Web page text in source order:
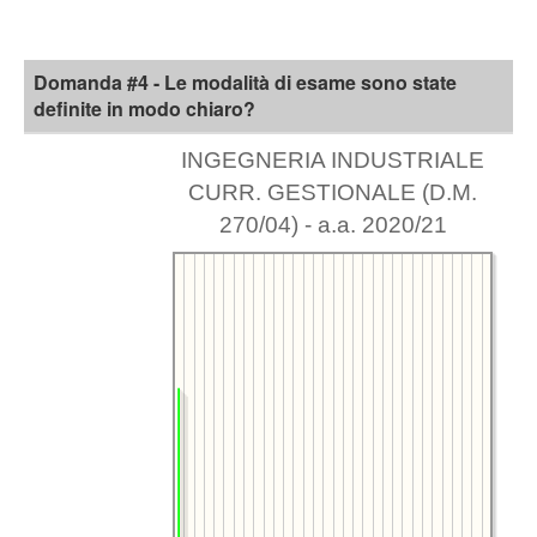
Domanda #4 - Le modalità di esame sono state
definite in modo chiaro?
INGEGNERIA INDUSTRIALE
CURR. GESTIONALE (D.M.
270/04) - a.a. 2020/21